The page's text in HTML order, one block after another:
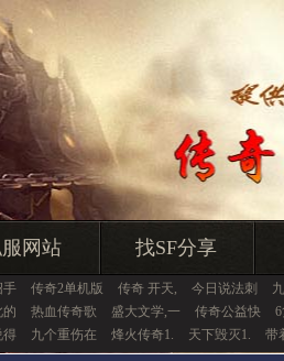
网站 找SF分享
手 传奇2单机版 传奇 开天, 今日说法刺
的 热血传奇歌 盛大文学,一 传奇公益快
得 九个重伤在 烽火传奇1. 天下毁灭1. 带